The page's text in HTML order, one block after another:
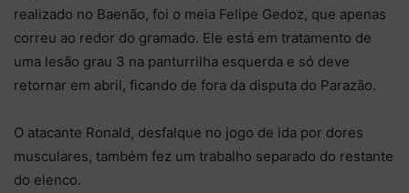
realizado no Baenão, foi o meia Felipe Gedoz, que apenas
correu ao redor do gramado. Ele está em tratamento de
uma lesão grau 3 na panturrilha esquerda e só deve
retornar em abril, ficando de fora da disputa do Parazão.
O atacante Ronald, desfalque no jogo de ida por dores
musculares, também fez um trabalho separado do restante
do elenco.